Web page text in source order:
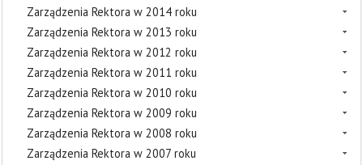
Zarządzenia Rektora w 2014 roku
Zarządzenia Rektora w 2013 roku
Zarządzenia Rektora w 2012 roku
Zarządzenia Rektora w 2011 roku
Zarządzenia Rektora w 2010 roku
Zarządzenia Rektora w 2009 roku
Zarządzenia Rektora w 2008 roku
Zarządzenia Rektora w 2007 roku